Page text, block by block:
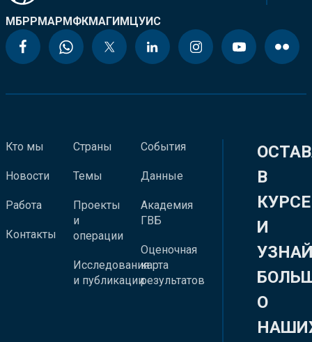
МБРРМАРМФКМАГИМЦУИС
Кто мы
Новости
Работа
Контакты
Страны
Темы
Проекты
и
операции
Исследования
и публикации
События
Данные
Академия
ГВБ
Оценочная
карта
результатов
В
КУРСЕ
И
О